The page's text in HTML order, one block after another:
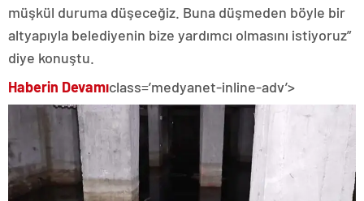
müşkül duruma düşeceğiz. Buna düşmeden böyle bir
altyapıyla belediyenin bize yardımcı olmasını istiyoruz”
diye konuştu.
Haberin Devamıclass=’medyanet-inline-adv’>